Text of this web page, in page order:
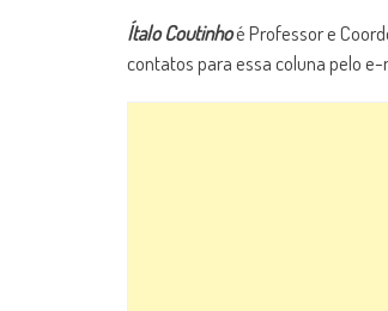
Ítalo Coutinhoé Professor e
contatos para essa coluna pelo e-